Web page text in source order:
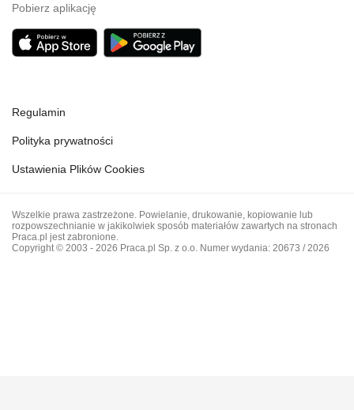
Pobierz aplikację
Regulamin
Polityka prywatności
Ustawienia Plików Cookies
Wszelkie prawa zastrzeżone. Powielanie, drukowanie, kopiowanie lub
rozpowszechnianie w jakikolwiek sposób materiałów zawartych na stronach
Praca.pl jest zabronione.
Copyright © 2003 - 2026 Praca.pl Sp. z o.o. Numer wydania: 20673 / 2026